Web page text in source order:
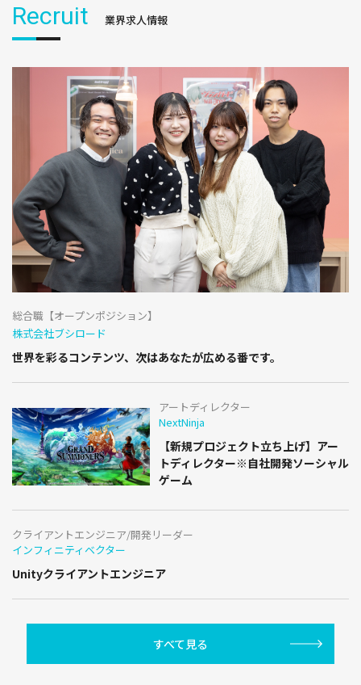
Recruit 業界求人情報
総合職【オープンポジション】
株式会社ブシロード
世界を彩るコンテンツ、次はあなたが広める番です。
アートディレクター
NextNinja
【新規プロジェクト立ち上げ】アー
トディレクター※自社開発ソーシャル
ゲーム
クライアントエンジニア/開発リーダー
インフィニティベクター
Unityクライアントエンジニア
すべて見る